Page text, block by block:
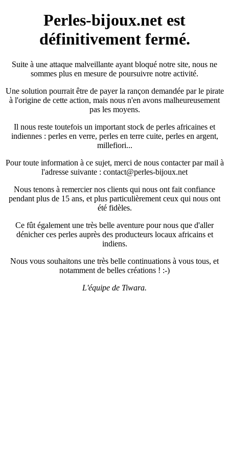
Perles-bijoux.net est
définitivement fermé.
Suite à une attaque malveillante ayant bloqué notre site, nous ne
sommes plus en mesure de poursuivre notre activité.
Une solution pourrait être de payer la rançon demandée par le pirate
à l'origine de cette action, mais nous n'en avons malheureusement
pas les moyens.
Il nous reste toutefois un important stock de perles africaines et
indiennes : perles en verre, perles en terre cuite, perles en argent,
millefiori...
Pour toute information à ce sujet, merci de nous contacter par mail à
l'adresse suivante : contact@perles-bijoux.net
Nous tenons à remercier nos clients qui nous ont fait confiance
pendant plus de 15 ans, et plus particulièrement ceux qui nous ont
été fidèles.
Ce fût également une très belle aventure pour nous que d'aller
dénicher ces perles auprès des producteurs locaux africains et
indiens.
Nous vous souhaitons une très belle continuations à vous tous, et
notamment de belles créations ! :-)
L'équipe de Tiwara.